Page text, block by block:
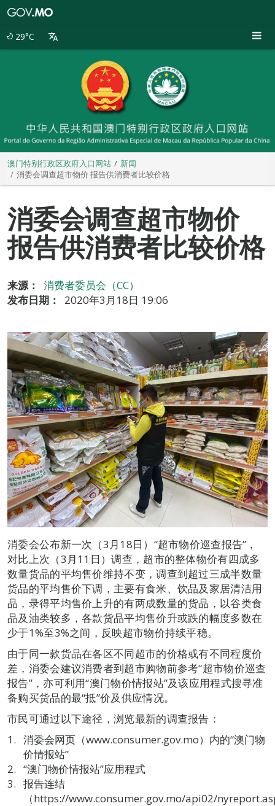
29°C
澳门特别行政区政府入口网站
新闻
消委会调查超市物价 报告供消费者比较价格
消委会调查超市物价
报告供消费者比较价格
来源：
消费者委员会（CC）
发布日期：
2020年3月18日 19:06
消委会公布新一次（3月18日）“超市物价巡查报告”，
对比上次（3月11日）调查，超市的整体物价有四成多
数量货品的平均售价维持不变，调查到超过三成半数量
货品的平均售价下调，主要有食米、饮品及家居清洁用
品，录得平均售价上升的有两成数量的货品，以谷类食
品及油类较多，各款货品平均售价升或跌的幅度多数在
少于1%至3%之间，反映超市物价持续平稳。
由于同一款货品在各区不同超市的价格或有不同程度价
差，消委会建议消费者到超市购物前参考“超市物价巡查
报告”，亦可利用“澳门物价情报站”及该应用程式搜寻准
备购买货品的最“抵”价及供应情况。
市民可通过以下途径，浏览最新的调查报告：
消委会网页（www.consumer.gov.mo）内的“澳门物
价情报站”
“澳门物价情报站”应用程式
报告连结
（https://www.consumer.gov.mo/api02/